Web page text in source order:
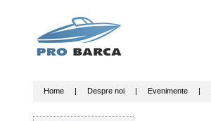
Home| Despre noi| Evenimente|